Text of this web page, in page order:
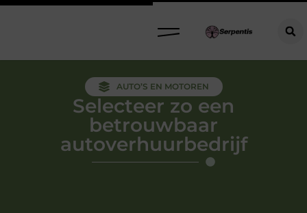
AUTO’S EN MOTOREN
Selecteer zo een
betrouwbaar
autoverhuurbedrijf